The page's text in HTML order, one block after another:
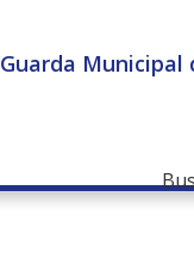
Guarda Municipal